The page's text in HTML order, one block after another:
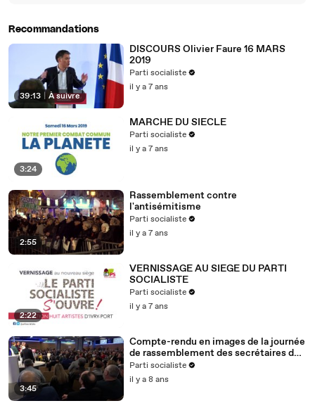
Recommandations
39:13 À suivre
DISCOURS Olivier Faure 16 MARS
2019
Parti socialiste
il y a 7 ans
3:24
MARCHE DU SIECLE
Parti socialiste
il y a 7 ans
2:55
Rassemblement contre
l'antisémitisme
Parti socialiste
il y a 7 ans
2:22
VERNISSAGE AU SIEGE DU PARTI
SOCIALISTE
Parti socialiste
il y a 7 ans
3:45
Compte-rendu en images de la journée
de rassemblement des secrétaires de
section (2.2.19)
Parti socialiste
il y a 8 ans